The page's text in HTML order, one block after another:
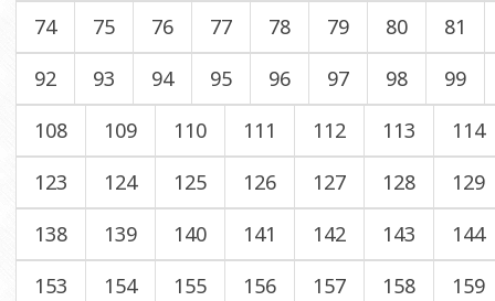
74
75 76 77 78 79 80
81
92
93 94 95 96 97 98
99
108
109 110 111 112 113
114
123
124 125 126 127 128
129
138
139 140 141 142 143
144
153
154 155 156 157 158
159